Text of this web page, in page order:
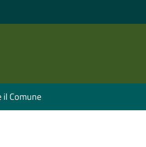
il Comune